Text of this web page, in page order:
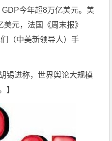
GDP今年超8万亿美元。美
元，法国《周末报》
（中美新领导人）手
进称，世界舆论大规模
】